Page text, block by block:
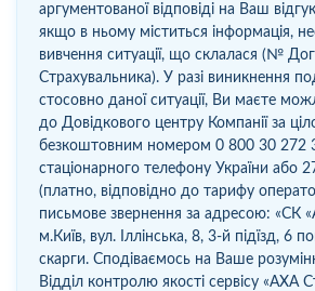
аргументованої відповіді на Ваш
якщо в ньому міститься інформація,
вивчення ситуації, що склалася (№
Страхувальника). У разі виникнення
стосовно даної ситуації, Ви маєте
до Довідкового центру Компанії за
безкоштовним номером 0 800 30 272
стаціонарного телефону України або
(платно, відповідно до тарифу
письмове звернення за адресою: «СК
м.Київ, вул. Іллінська, 8, 3-й підїзд, 6
скарги. Сподіваємось на Ваше
Відділ контролю якості сервісу «AXA